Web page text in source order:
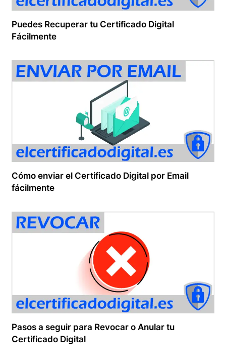
Puedes Recuperar tu Certificado Digital
Fácilmente
Cómo enviar el Certificado Digital por Email
fácilmente
Pasos a seguir para Revocar o Anular tu
Certificado Digital